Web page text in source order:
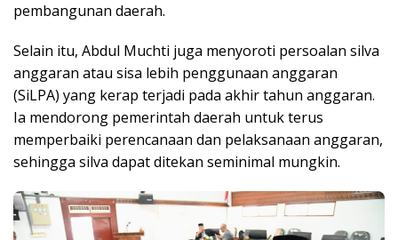
pembangunan daerah.
Selain itu, Abdul Muchti juga menyoroti persoalan silva
anggaran atau sisa lebih penggunaan anggaran
(SiLPA) yang kerap terjadi pada akhir tahun anggaran.
Ia mendorong pemerintah daerah untuk terus
memperbaiki perencanaan dan pelaksanaan anggaran,
sehingga silva dapat ditekan seminimal mungkin.